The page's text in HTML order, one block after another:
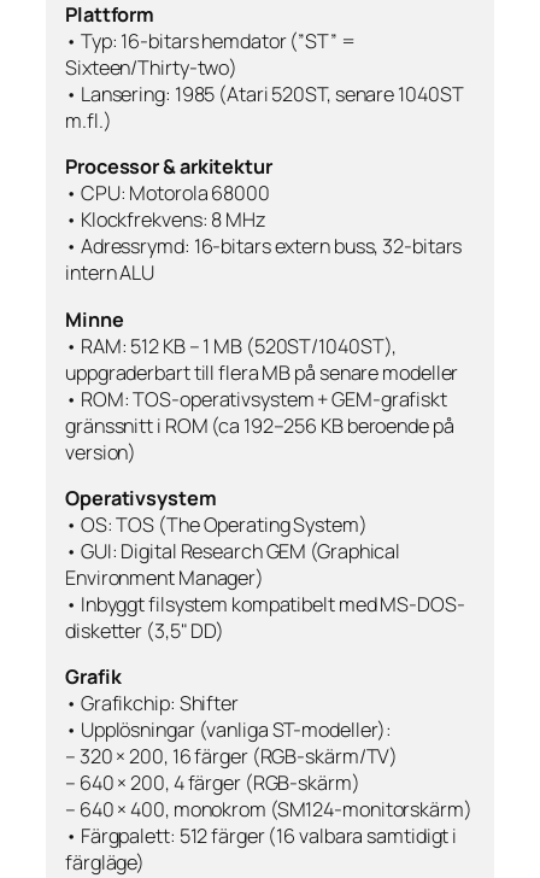
Plattform
• Typ: 16-bitars hemdator (”ST” =
Sixteen/Thirty-two)
• Lansering: 1985 (Atari 520ST, senare 1040ST
m.fl.)
Processor & arkitektur
• CPU: Motorola 68000
• Klockfrekvens: 8 MHz
• Adressrymd: 16-bitars extern buss, 32-bitars
intern ALU
Minne
• RAM: 512 KB – 1 MB (520ST/1040ST),
uppgraderbart till flera MB på senare modeller
• ROM: TOS-operativsystem + GEM-grafiskt
gränssnitt i ROM (ca 192–256 KB beroende på
version)
Operativsystem
• OS: TOS (The Operating System)
• GUI: Digital Research GEM (Graphical
Environment Manager)
• Inbyggt filsystem kompatibelt med MS-DOS-
disketter (3,5" DD)
Grafik
• Grafikchip: Shifter
• Upplösningar (vanliga ST-modeller):
– 320 × 200, 16 färger (RGB-skärm/TV)
– 640 × 200, 4 färger (RGB-skärm)
– 640 × 400, monokrom (SM124-monitorskärm)
• Färgpalett: 512 färger (16 valbara samtidigt i
färgläge)